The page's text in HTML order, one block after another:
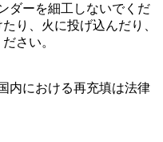
ダーを細工しないでくだ
り、火に投げ込んだり、
さい。
内における再充填は法律